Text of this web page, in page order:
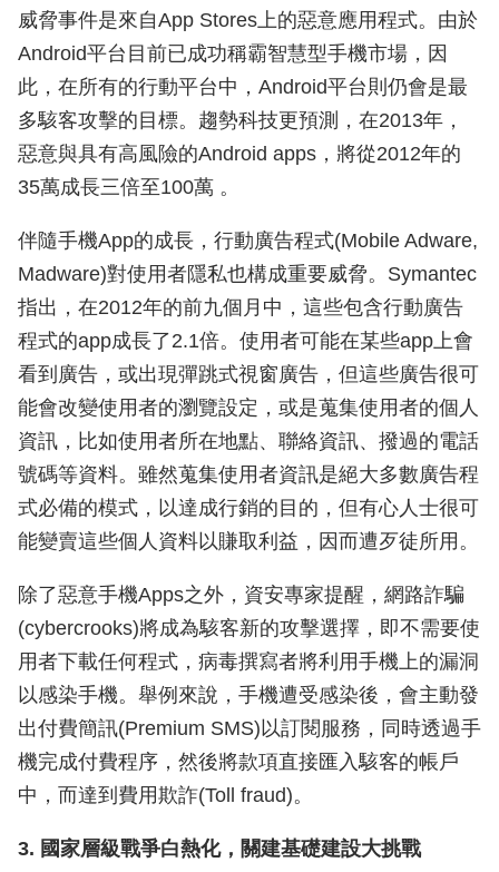
威脅事件是來自App Stores上的惡意應用程式。由於
Android平台目前已成功稱霸智慧型手機市場，因
此，在所有的行動平台中，Android平台則仍會是最
多駭客攻擊的目標。趨勢科技更預測，在2013年，
惡意與具有高風險的Android apps，將從2012年的
35萬成長三倍至100萬 。
伴隨手機App的成長，行動廣告程式(Mobile Adware,
Madware)對使用者隱私也構成重要威脅。Symantec
指出，在2012年的前九個月中，這些包含行動廣告
程式的app成長了2.1倍。使用者可能在某些app上會
看到廣告，或出現彈跳式視窗廣告，但這些廣告很可
能會改變使用者的瀏覽設定，或是蒐集使用者的個人
資訊，比如使用者所在地點、聯絡資訊、撥過的電話
號碼等資料。雖然蒐集使用者資訊是絕大多數廣告程
式必備的模式，以達成行銷的目的，但有心人士很可
能變賣這些個人資料以賺取利益，因而遭歹徒所用。
除了惡意手機Apps之外，資安專家提醒，網路詐騙
(cybercrooks)將成為駭客新的攻擊選擇，即不需要使
用者下載任何程式，病毒撰寫者將利用手機上的漏洞
以感染手機。舉例來說，手機遭受感染後，會主動發
出付費簡訊(Premium SMS)以訂閱服務，同時透過手
機完成付費程序，然後將款項直接匯入駭客的帳戶
中，而達到費用欺詐(Toll fraud)。
3. 國家層級戰爭白熱化，關建基礎建設大挑戰